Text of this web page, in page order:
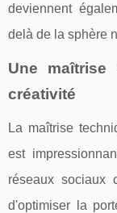
deviennent
delà de la sphère
Une
créativité
La maîtrise
est
réseaux sociaux
d'optimiser la